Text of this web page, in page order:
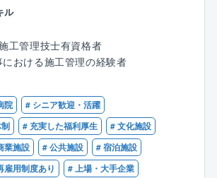
。自身で業務調整を行い、定時に帰
です。
休が使える制度や有休を積み立てる制
休暇が有休と別に付与されているな
定あり！より安心して意欲的に就業
realty.co.jp/news/detail.php?id=389
社一時金導入！
入社日の前日に30万円の支給
支給日：賞与支給日（6/15・12/10）
基本給の2.5ヶ月分（在籍期間で按分有
・北信越営業本部
店、群馬支店、長野支店、新潟支
ます。
ル
工管理技士有資格者
における施工管理の経験者
経験者
任技術者有資格者、建築設備士、技術
高位資格をお持ちの方歓迎
院
# シニア歓迎・活躍
# 充実した福利厚生
# 文化施設
業施設 # 公共施設
# 宿泊施設
雇用制度あり
# 上場・大手企業